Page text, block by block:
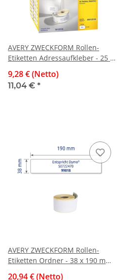
AVERY ZWECKFORM Rollen-
Etiketten Adressaufkleber - 25 x
Etiketten
9,28 € (Netto)
11,04 € *
AVERY ZWECKFORM Rollen-
Etiketten Ordner - 38 x 190 mm,
20,94 € (Netto)